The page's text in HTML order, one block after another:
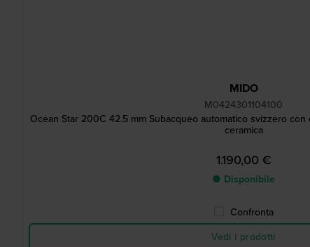
MIDO
M0424301104100
Ocean Star 200C 42.5 mm Subacqueo automatico svizzero
ceramica
1.190,00 €
● Disponibile
Confronta
Vedi i prodotti